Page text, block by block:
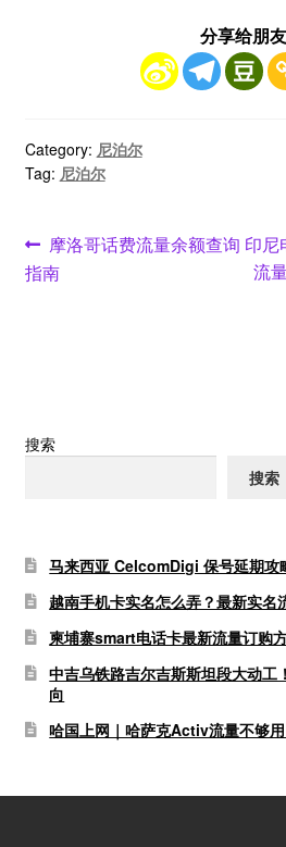
分享给朋友
Category: 尼泊尔
Tag: 尼泊尔
文
章
Previous
post:
摩洛哥话费流量余额查询
指南
Next
post:
印尼
流
搜索
搜索
马来西亚 CelcomDigi 保号延期攻
越南手机卡实名怎么弄？最新实名
柬埔寨smart电话卡最新流量订购
中吉乌铁路吉尔吉斯斯坦段大动工
向
哈国上网｜哈萨克Activ流量不够